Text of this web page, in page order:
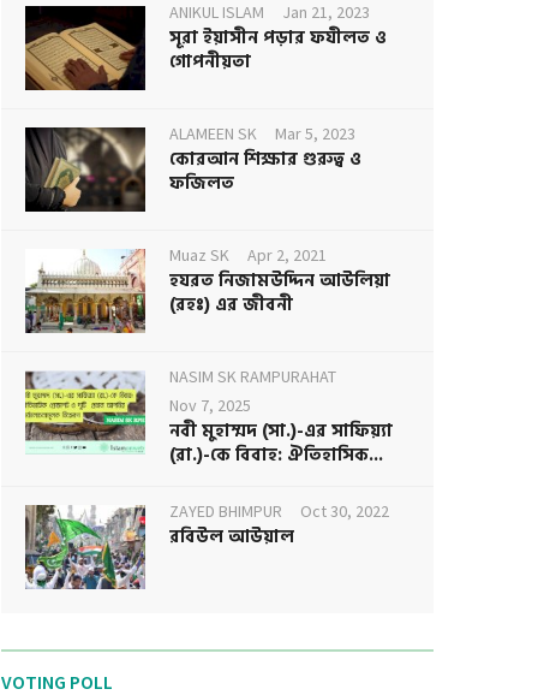
ANIKUL ISLAM Jan 21, 2023
সূরা ইয়াসীন পড়ার ফযীলত ও
গোপনীয়তা
ALAMEEN SK Mar 5, 2023
কোরআন শিক্ষার গুরুত্ব ও
ফজিলত
Muaz SK Apr 2, 2021
হযরত নিজামউদ্দিন আউলিয়া
(রহঃ) এর জীবনী
NASIM SK RAMPURAHAT
Nov 7, 2025
নবী মুহাম্মদ (সা.)-এর সাফিয়্যা
(রা.)-কে বিবাহ: ঐতিহাসিক...
ZAYED BHIMPUR Oct 30, 2022
রবিউল আউয়াল
VOTING POLL